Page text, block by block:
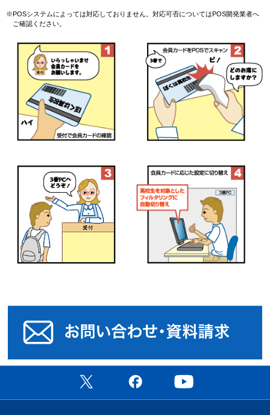
※POSシステムによっては対応しておりません。対応可否についてはPOS開発業者へ
ご確認ください。
公式X（旧Twitter）ページ
公式Facebookページ